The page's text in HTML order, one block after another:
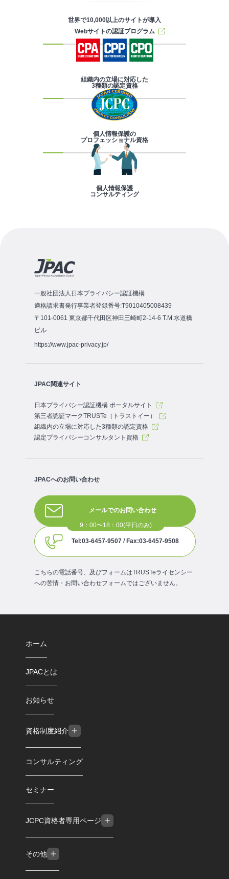
世界で10,000以上のサイトが導入
Webサイトの認証プログラム
組織内の立場に対応した
3種類の認定資格
個人情報保護の
プロフェッショナル資格
個人情報保護
コンサルティング
一般社団法人日本プライバシー認証機構
適格請求書発行事業者登録番号:T9010405008439
〒101-0061 東京都千代田区神田三崎町2-14-6 T.M.水道橋
ビル
https://www.jpac-privacy.jp/
JPAC関連サイト
日本プライバシー認証機構 ポータルサイト
第三者認証マークTRUSTe（トラストイー）
組織内の立場に対応した3種類の認定資格
認定プライバシーコンサルタント資格
JPACへのお問い合わせ
メールでのお問い合わせ
Tel:03-6457-9507 / Fax:03-6457-9508
こちらの電話番号、及びフォームはTRUSTeライセンシー
への苦情・お問い合わせフォームではございません。
ホーム
JPACとは
お知らせ
資格制度紹介
コンサルティング
セミナー
JCPC資格者専用ページ
その他